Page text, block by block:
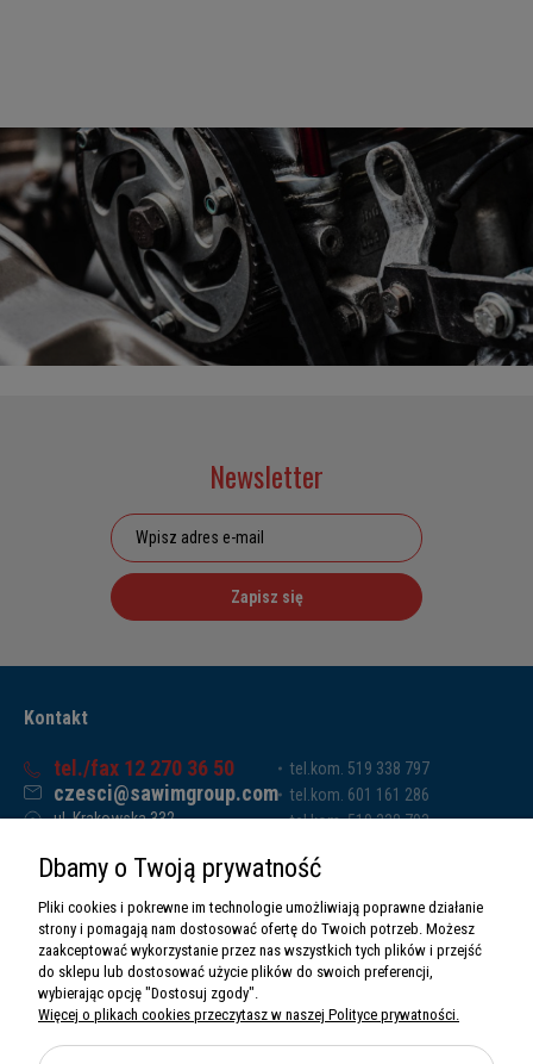
Newsletter
Zapisz się
Kontakt
tel./fax 12 270 36 50
czesci@sawimgroup.com
ul. Krakowska 332,
Sawim Group Mariusz Zdyb sp. k.
NIP: 5130284470
REGON: 5246591010
tel.kom. 519 338 797
tel.kom. 601 161 286
tel.kom. 519 338 793
O nas
Dbamy o Twoją prywatność
Pliki cookies i pokrewne im technologie umożliwiają poprawne działanie
strony i pomagają nam dostosować ofertę do Twoich potrzeb. Możesz
zaakceptować wykorzystanie przez nas wszystkich tych plików i przejść
do sklepu lub dostosować użycie plików do swoich preferencji,
wybierając opcję "Dostosuj zgody".
Więcej o plikach cookies przeczytasz w naszej Polityce prywatności.